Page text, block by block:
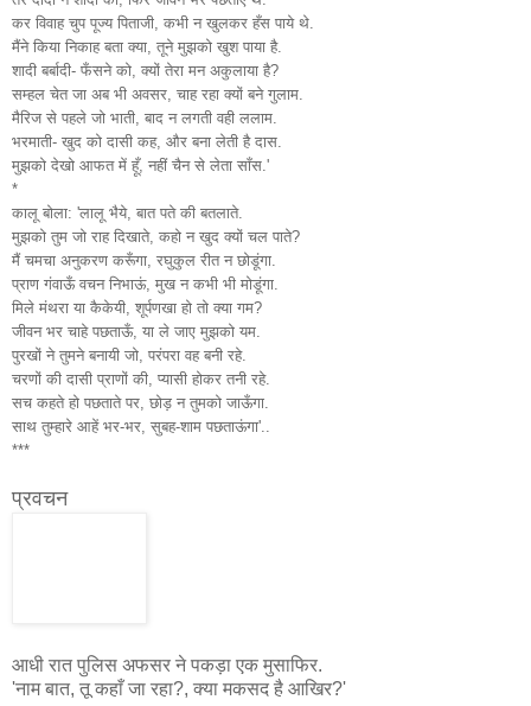
कर विवाह चुप पूज्य पिताजी, कभी न खुलकर हँस पाये थे.
मैंने किया निकाह बता क्या, तूने मुझको खुश पाया है.
शादी बर्बादी- फँसने को, क्यों तेरा मन अकुलाया है?
सम्हल चेत जा अब भी अवसर, चाह रहा क्यों बने गुलाम.
मैरिज से पहले जो भाती, बाद न लगती वही ललाम.
भरमाती- खुद को दासी कह, और बना लेती है दास.
मुझको देखो आफत में हूँ, नहीं चैन से लेता साँस.'
*
कालू बोला: 'लालू भैये, बात पते की बतलाते.
मुझको तुम जो राह दिखाते, कहो न खुद क्यों चल पाते?
मैं चमचा अनुकरण करूँगा, रघुकुल रीत न छोडूंगा.
प्राण गंवाऊँ वचन निभाऊं, मुख न कभी भी मोडूंगा.
मिले मंथरा या कैकेयी, शूर्पणखा हो तो क्या गम?
जीवन भर चाहे पछताऊँ, या ले जाए मुझको यम.
पुरखों ने तुमने बनायी जो, परंपरा वह बनी रहे.
चरणों की दासी प्राणों की, प्यासी होकर तनी रहे.
सच कहते हो पछताते पर, छोड़ न तुमको जाऊँगा.
साथ तुम्हारे आहें भर-भर, सुबह-शाम पछताऊंगा'..
***
प्रवचन
आधी रात पुलिस अफसर ने पकड़ा एक मुसाफिर.
'नाम बात, तू कहाँ जा रहा?, क्या मकसद है आखिर?'